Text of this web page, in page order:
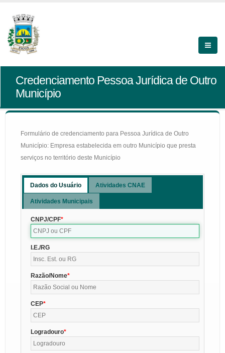
Credenciamento Pessoa Jurídica de Outro
Município
Formulário de credenciamento para Pessoa Jurídica de Outro
Município: Empresa estabelecida em outro Município que presta
serviços no território deste Município
Dados do Usuário Atividades CNAE
Atividades Municipais
CNPJ/CPF
I.E./RG
Razão/Nome
CEP
Logradouro